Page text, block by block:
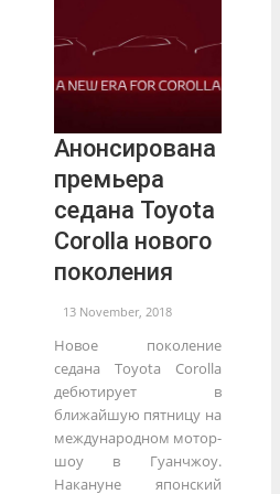
Анонсирована
премьера
седана Toyota
Corolla нового
поколения
13 November, 2018
Новое поколение
седана Toyota Corolla
дебютирует в
ближайшую пятницу на
международном мотор-
шоу в Гуанчжоу.
Накануне японский